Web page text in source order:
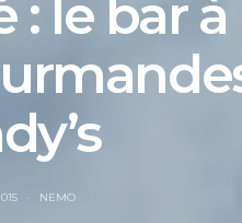
: le bar à
NEMO